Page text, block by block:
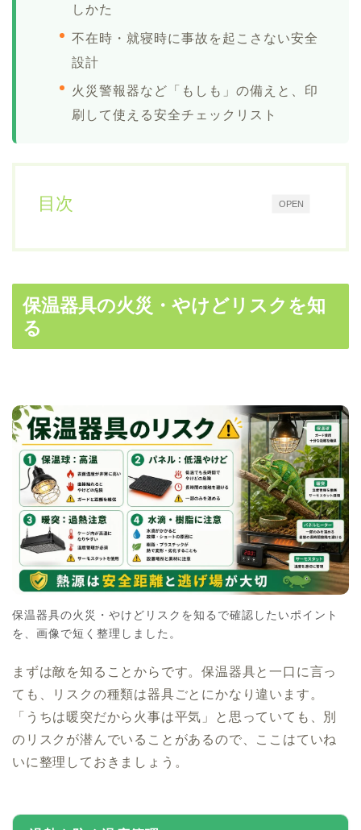
しかた
不在時・就寝時に事故を起こさない安全
設計
火災警報器など「もしも」の備えと、印
刷して使える安全チェックリスト
OPEN
目次
保温器具の火災・やけどリスクを知
る
保温器具の火災・やけどリスクを知るで確認したいポイント
を、画像で短く整理しました。
まずは敵を知ることからです。保温器具と一口に言っ
ても、リスクの種類は器具ごとにかなり違います。
「うちは暖突だから火事は平気」と思っていても、別
のリスクが潜んでいることがあるので、ここはていね
いに整理しておきましょう。